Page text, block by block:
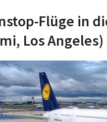
Flüge in
Los Angeles)